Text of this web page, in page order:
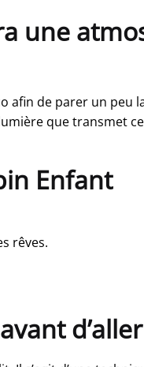
une
de parer un peu
que transmet
Enfant
rêves.